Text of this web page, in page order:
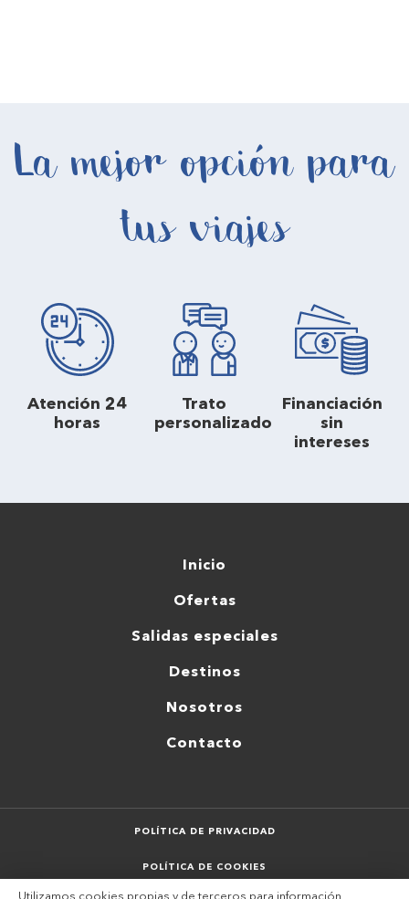
La mejor opción para
tus viajes
Atención 24
horas
Trato
personalizado
Financiación
sin
intereses
Inicio
Ofertas
Salidas especiales
Destinos
Nosotros
Contacto
POLÍTICA DE PRIVACIDAD
POLÍTICA DE COOKIES